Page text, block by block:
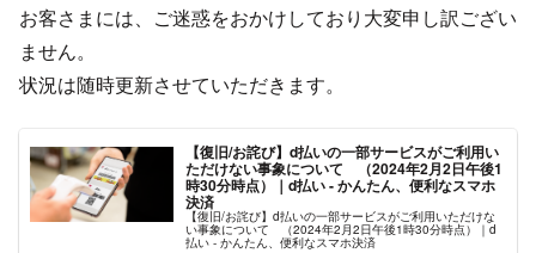
お客さまには、ご迷惑をおかけしており大変申し訳ござい
ません。
状況は随時更新させていただきます。
【復旧/お詫び】d払いの一部サービスがご利用い
ただけない事象について （2024年2月2日午後1
時30分時点）｜d払い - かんたん、便利なスマホ
決済
【復旧/お詫び】d払いの一部サービスがご利用いただけな
い事象について （2024年2月2日午後1時30分時点）｜d
払い - かんたん、便利なスマホ決済